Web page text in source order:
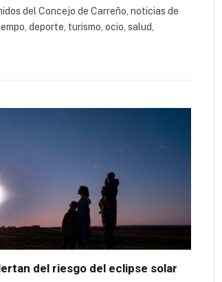
del Concejo de Carreño, noticias de
deporte, turismo, ocio, salud,
del riesgo del eclipse solar